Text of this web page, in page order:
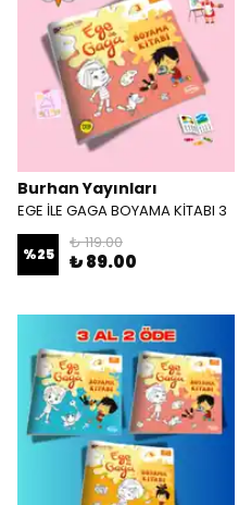
Burhan Yayınları
EGE İLE GAGA BOYAMA KİTABI 3
%25
₺ 119.00
₺ 89.00